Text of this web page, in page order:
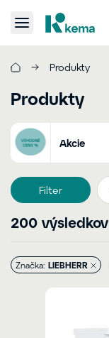
Produkty
Produkty
Akcie
200 výsledkov
Filter
Značka: LIEBHERR